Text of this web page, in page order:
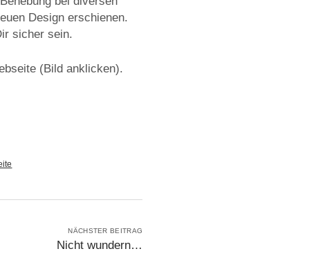
Design erschienen.
sicher sein.
(Bild anklicken).
NÄCHSTER BEITRAG
Nicht wundern…